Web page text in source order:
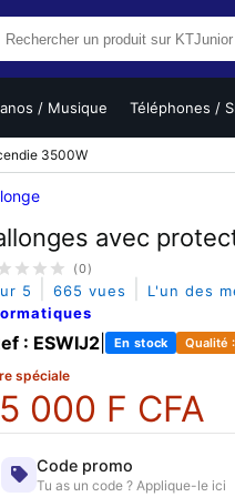
/ Musique Téléphones /
3500W
avec
(0)
5 665 vues L'un des
: ESWIJ2 En stock Qualité
spéciale
000 F CFA
Code promo
Tu as un code ? Applique-le ici